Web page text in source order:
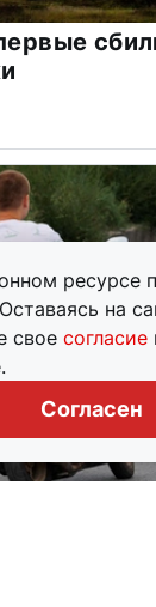
ресурсе
на
свое согласие
Согласен